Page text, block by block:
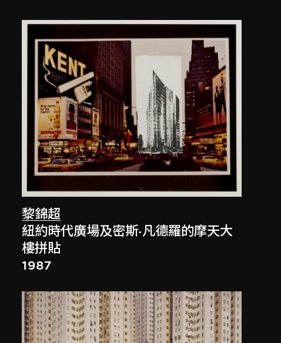
黎錦超
紐約時代廣場及密斯·凡德羅的摩天大
樓拼貼
1987